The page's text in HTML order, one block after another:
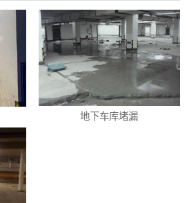
地下车库堵漏